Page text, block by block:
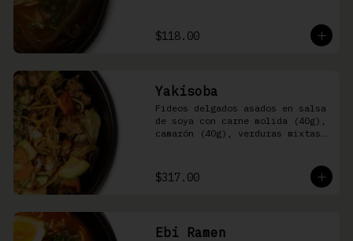
$118.00
Yakisoba
Fideos delgados asados en salsa
de soya con carne molida (40g),
camarón (40g), verduras mixtas
$317.00
Ebi Ramen